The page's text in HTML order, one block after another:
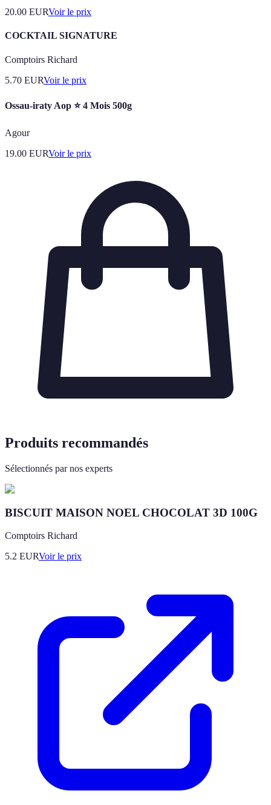
20.00 EURVoir le prix
COCKTAIL SIGNATURE
Comptoirs Richard
5.70 EURVoir le prix
Ossau-iraty Aop ⭐ 4 Mois 500g
Agour
19.00 EURVoir le prix
Produits recommandés
Sélectionnés par nos experts
BISCUIT MAISON NOEL CHOCOLAT 3D 100G
Comptoirs Richard
5.2 EURVoir le prix